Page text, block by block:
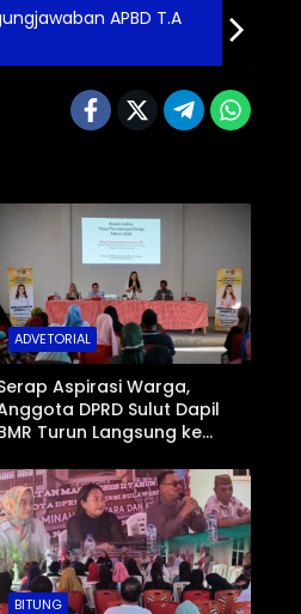
APBD T.A
ADVETORIAL
Aspirasi Warga,
DPRD Sulut Dapil
Turun Langsung ke
BITUNG